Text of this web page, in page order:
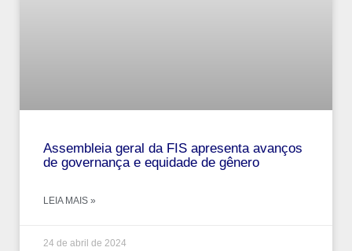
Assembleia geral da FIS apresenta avanços
de governança e equidade de gênero
LEIA MAIS »
24 de abril de 2024